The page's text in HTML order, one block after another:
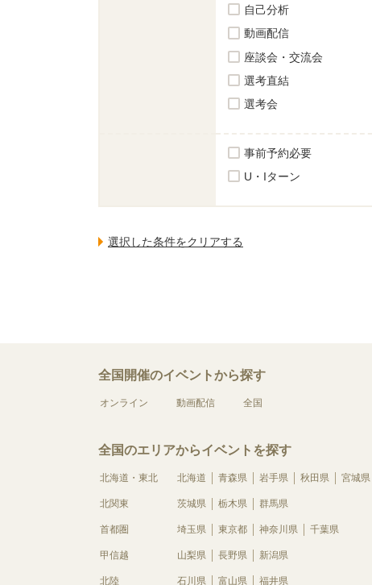
自己分析
動画配信
座談会・交流会
選考直結
選考会
事前予約必要
U・Iターン
全国開催のイベントから探す
オンライン 動画配信 全国
全国のエリアからイベントを探す
北海道・東北 北海道 青森県 岩手県 秋田県 宮城県
北関東 茨城県 栃木県 群馬県
首都圏 埼玉県 東京都 神奈川県 千葉県
甲信越 山梨県 長野県 新潟県
北陸 石川県 富山県 福井県